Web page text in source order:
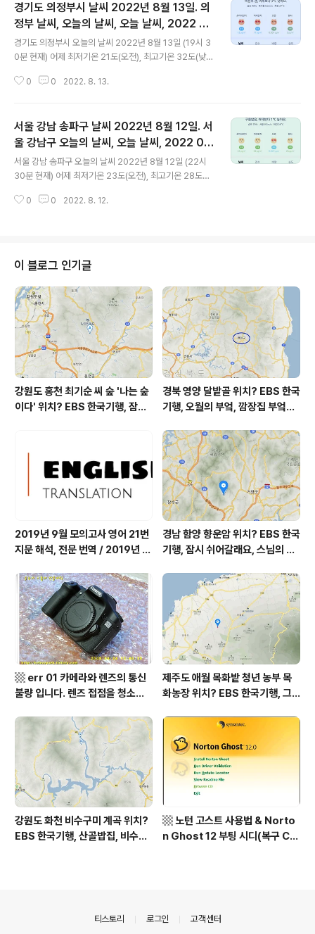
경기도 의정부시 날씨 2022년 8월 13일. 의
정부 날씨, 오늘의 날씨, 오늘 날씨, 2022 0
813, 초미세먼지, 미세먼지, 황사, 자외선
경기도 의정부시 오늘의 날씨 2022년 8월 13일 (19시 3
0분 현재) 어제 최저기온 21도(오전), 최고기온 32도(낮)
제보다 1도 높은 최저기온, 어제보다 7도 낮은 최고기온입
참조 대기상황 공기질은 어제 초미세먼지 보통 = 20 ㎍/
m³ 미세먼지는 좋음 = 22 ㎍/m³ 황사는 보통 = 26 ㎍/
m³ 자외선 (오후) = 매우 나쁨 오늘 초미세먼지 좋음 = 12
㎍/m³ 미세먼지는 좋음 = 17 ㎍/m³ 황사는 보통 = 5
㎍/m³ 자외선 (오후) = 보통 대기상태는 어제보다 조금
좋습니다 대기상태가 전체적으로 좋습니다..
0 0 2022. 8. 13.
서울 강남 송파구 날씨 2022년 8월 12일. 서
울 강남구 오늘의 날씨, 오늘 날씨, 2022 08
12, 초미세먼지, 미세먼지, 황사, 자외선
서울 강남 송파구 오늘의 날씨 2022년 8월 12일 (22시
30분 현재) 어제 최저기온 23도(오전), 최고기온 28도
와 같은 최저기온, 어제보다 5도 높은 최고기온입니다 아
조 대기상황 공기질은 어제 초미세먼지 좋음 = 13 ㎍/m³
미세먼지는 좋음 = 14 ㎍/m³ 황사는 보통 = 3 ㎍/m³ 자
외선 (오후) = 보통 오늘 초미세먼지 보통 = 22 ㎍/m³ 미
세먼지는 보통 = 42 ㎍/m³ 황사는 보통 = 26 ㎍/m³ 자
외선 (오후) = 매우 나쁨 대기상태는..
0 0 2022. 8. 12.
이 블로그 인기글
강원도 홍천 최기순 씨 숲 '나는 숲
이다' 위치? EBS 한국기행, 잠시
강원도 홍천군 가볼 만한 곳, (구)
까르돈, kbs 인간극장
경북 영양 달밭골 위치? EBS 한국
기행, 오월의 부엌, 깜장집 부엌은
어디? / 경상북도 영양군 가볼 만
한 곳, 영양읍 상원리. KBS 인간극
장 임분노미 할머니
2019년 9월 모의고사 영어 21번
지문 해석, 전문 번역 / 2019년 9
역, 평가원 2019년 고3 9월 영어
영역 외국어영역 전문 해석, Engli
sh to Korean translation
경남 함양 향운암 위치? EBS 한국
기행, 잠시 쉬어갈래요, 스님의 어
상남도 함양군 가볼 만한 곳, 용추
계곡 향운암 명천스님, 덕유산 황
석산 거망산 기백산
▩ err 01 카메라와 렌즈의 통신
불량 입니다. 렌즈 접점을 청소하
제주도 애월 목화밭 청년 농부 목
화농장 위치? EBS 한국기행, 그
사나이, 애월읍 어음리 정보람 씨
목화 재배 '목화오름' 목화농장 어
디? / 제주도 가볼 만한 곳
강원도 화천 비수구미 계곡 위치?
EBS 한국기행, 산골밥집, 비수구
▩ 노턴 고스트 사용법 & Norto
n Ghost 12 부팅 시디(복구 C
티스토리 로그인 고객센터